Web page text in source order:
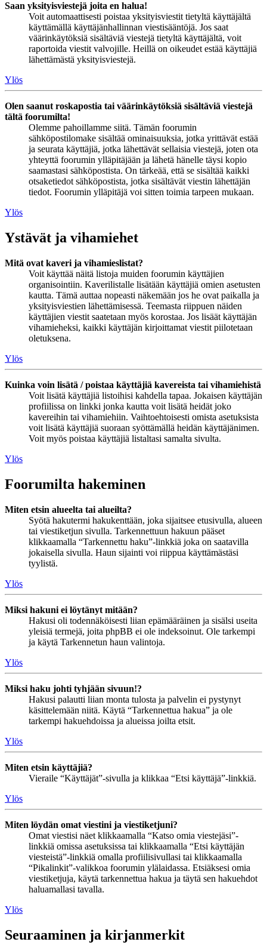
Saan yksityisviestejä joita en halua!
Voit automaattisesti poistaa yksityisviestit tietyltä käyttäjältä
käyttämällä käyttäjänhallinnan viestisääntöjä. Jos saat
väärinkäytöksiä sisältäviä viestejä tietyltä käyttäjältä, voit
raportoida viestit valvojille. Heillä on oikeudet estää käyttäjiä
lähettämästä yksityisviestejä.
Ylös
Olen saanut roskapostia tai väärinkäytöksiä sisältäviä viestejä
tältä foorumilta!
Olemme pahoillamme siitä. Tämän foorumin
sähköpostilomake sisältää ominaisuuksia, jotka yrittävät estää
ja seurata käyttäjiä, jotka lähettävät sellaisia viestejä, joten ota
yhteyttä foorumin ylläpitäjään ja lähetä hänelle täysi kopio
saamastasi sähköpostista. On tärkeää, että se sisältää kaikki
otsaketiedot sähköpostista, jotka sisältävät viestin lähettäjän
tiedot. Foorumin ylläpitäjä voi sitten toimia tarpeen mukaan.
Ylös
Ystävät ja vihamiehet
Mitä ovat kaveri ja vihamieslistat?
Voit käyttää näitä listoja muiden foorumin käyttäjien
organisointiin. Kaverilistalle lisätään käyttäjiä omien asetusten
kautta. Tämä auttaa nopeasti näkemään jos he ovat paikalla ja
yksityisviestien lähettämisessä. Teemasta riippuen näiden
käyttäjien viestit saatetaan myös korostaa. Jos lisäät käyttäjän
vihamieheksi, kaikki käyttäjän kirjoittamat viestit piilotetaan
oletuksena.
Ylös
Kuinka voin lisätä / poistaa käyttäjiä kavereista tai vihamiehistä
Voit lisätä käyttäjiä listoihisi kahdella tapaa. Jokaisen käyttäjän
profiilissa on linkki jonka kautta voit lisätä heidät joko
kavereihin tai vihamiehiin. Vaihtoehtoisesti omista asetuksista
voit lisätä käyttäjiä suoraan syöttämällä heidän käyttäjänimen.
Voit myös poistaa käyttäjiä listaltasi samalta sivulta.
Ylös
Foorumilta hakeminen
Miten etsin alueelta tai alueilta?
Syötä hakutermi hakukenttään, joka sijaitsee etusivulla, alueen
tai viestiketjun sivulla. Tarkennettuun hakuun pääset
klikkaamalla “Tarkennettu haku”-linkkiä joka on saatavilla
jokaisella sivulla. Haun sijainti voi riippua käyttämästäsi
tyylistä.
Ylös
Miksi hakuni ei löytänyt mitään?
Hakusi oli todennäköisesti liian epämääräinen ja sisälsi useita
yleisiä termejä, joita phpBB ei ole indeksoinut. Ole tarkempi
ja käytä Tarkennetun haun valintoja.
Ylös
Miksi haku johti tyhjään sivuun!?
Hakusi palautti liian monta tulosta ja palvelin ei pystynyt
käsittelemään niitä. Käytä “Tarkennettua hakua” ja ole
tarkempi hakuehdoissa ja alueissa joilta etsit.
Ylös
Miten etsin käyttäjiä?
Vieraile “Käyttäjät”-sivulla ja klikkaa “Etsi käyttäjä”-linkkiä.
Ylös
Miten löydän omat viestini ja viestiketjuni?
Omat viestisi näet klikkaamalla “Katso omia viestejäsi”-
linkkiä omissa asetuksissa tai klikkaamalla “Etsi käyttäjän
viesteistä”-linkkiä omalla profiilisivullasi tai klikkaamalla
“Pikalinkit”-valikkoa foorumin ylälaidassa. Etsiäksesi omia
viestiketjuja, käytä tarkennettua hakua ja täytä sen hakuehdot
haluamallasi tavalla.
Ylös
Seuraaminen ja kirjanmerkit